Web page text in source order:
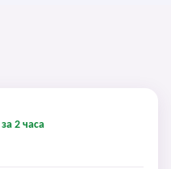
за 2 часа